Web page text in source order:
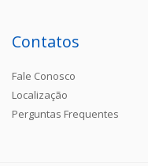
Contatos
Fale Conosco
Localização
Perguntas Frequentes